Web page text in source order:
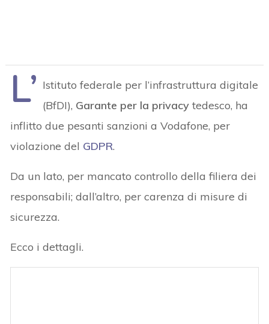
L’ Istituto federale per l’infrastruttura digitale
(BfDI), Garante per la privacytedesco, ha
inflitto due pesanti sanzioni a Vodafone, per
violazione del GDPR.
Da un lato, per mancato controllo della filiera dei
responsabili; dall’altro, per carenza di misure di
sicurezza.
Ecco i dettagli.